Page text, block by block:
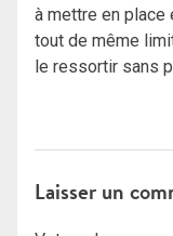
à mettre en place
tout de même
le ressortir sans
Laisser un